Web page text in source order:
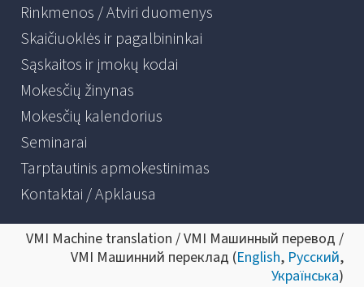
Rinkmenos / Atviri duomenys
Skaičiuoklės ir pagalbininkai
Sąskaitos ir įmokų kodai
Mokesčių žinynas
Mokesčių kalendorius
Seminarai
Tarptautinis apmokestinimas
Kontaktai / Apklausa
VMI Machine translation / VMI Машинный перевод /
VMI Машинний переклад (English, Русский,
Українська)